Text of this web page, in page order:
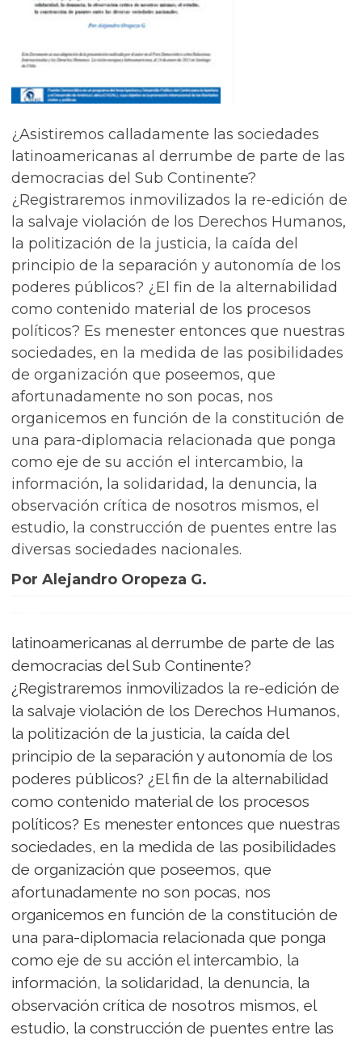
¿Asistiremos calladamente las sociedades
latinoamericanas al derrumbe de parte de las
democracias del Sub Continente?
¿Registraremos inmovilizados la re-edición de
la salvaje violación de los Derechos Humanos,
la politización de la justicia, la caída del
principio de la separación y autonomía de los
poderes públicos? ¿El fin de la alternabilidad
como contenido material de los procesos
políticos? Es menester entonces que nuestras
sociedades, en la medida de las posibilidades
de organización que poseemos, que
afortunadamente no son pocas, nos
organicemos en función de la constitución de
una para-diplomacia relacionada que ponga
como eje de su acción el intercambio, la
información, la solidaridad, la denuncia, la
observación crítica de nosotros mismos, el
estudio, la construcción de puentes entre las
diversas sociedades nacionales.
Por Alejandro Oropeza G.
latinoamericanas al derrumbe de parte de las
democracias del Sub Continente?
¿Registraremos inmovilizados la re-edición de
la salvaje violación de los Derechos Humanos,
la politización de la justicia, la caída del
principio de la separación y autonomía de los
poderes públicos? ¿El fin de la alternabilidad
como contenido material de los procesos
políticos? Es menester entonces que nuestras
sociedades, en la medida de las posibilidades
de organización que poseemos, que
afortunadamente no son pocas, nos
organicemos en función de la constitución de
una para-diplomacia relacionada que ponga
como eje de su acción el intercambio, la
información, la solidaridad, la denuncia, la
observación crítica de nosotros mismos, el
estudio, la construcción de puentes entre las